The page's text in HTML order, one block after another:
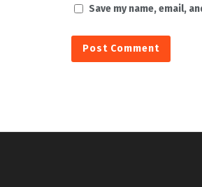
Save my name, email,